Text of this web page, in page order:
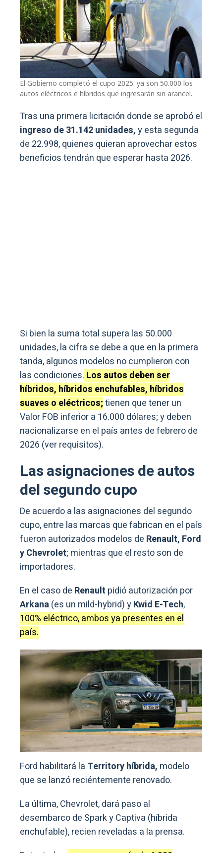
El Gobierno completó el cupo 2025: ya son 50.000 los
autos eléctricos e híbridos que ingresarán sin arancel.
Tras una primera licitación donde se aprobó el
ingreso de 31.142 unidades,y esta segunda
de 22.998, quienes quieran aprovechar estos
beneficios tendrán que esperar hasta 2026.
Si bien la suma total supera las 50.000
unidades, la cifra se debe a que en la primera
tanda, algunos modelos no cumplieron con
las condiciones. Los autos deben ser
híbridos, híbridos enchufables, híbridos
suaves o eléctricos;tienen que tener un
Valor FOB inferior a 16.000 dólares; y deben
nacionalizarse en el país antes de febrero de
2026 (ver requisitos).
Las asignaciones de autos
del segundo cupo
De acuerdo a las asignaciones del segundo
cupo, entre las marcas que fabrican en el país
fueron autorizados modelos de Renault, Ford
y Chevrolet; mientras que el resto son de
importadores.
En el caso de Renault pidió autorización por
Arkana(es un mild-hybrid) yKwid E-Tech,
100% eléctrico, ambos ya presentes en el
país.
Ford habilitará la Territory híbrida, modelo
que se lanzó reciéntemente renovado.
La última, Chevrolet, dará paso al
desembarco de Spark y Captiva (híbrida
enchufable), recien reveladas a la prensa.